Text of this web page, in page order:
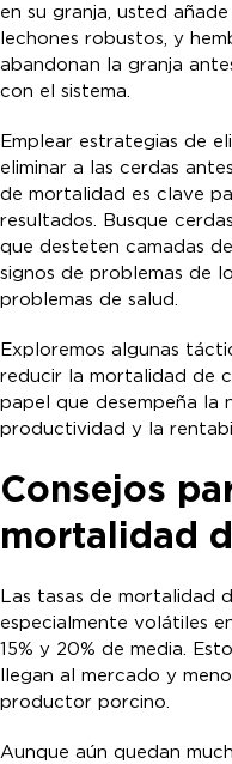
en su granja, usted
lechones robustos, y
abandonan la granja
con el sistema.
Emplear estrategias de
eliminar a las cerdas
de mortalidad es clave
resultados. Busque
que desteten camadas
signos de problemas de
problemas de salud.
Exploremos algunas
reducir la mortalidad de
papel que desempeña la
productividad y la
Consejos
mortalidad
Las tasas de mortalidad
especialmente volátiles
15% y 20% de media.
llegan al mercado y
productor porcino.
Aunque aún quedan